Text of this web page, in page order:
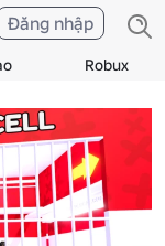
Robux
Đăng nhập